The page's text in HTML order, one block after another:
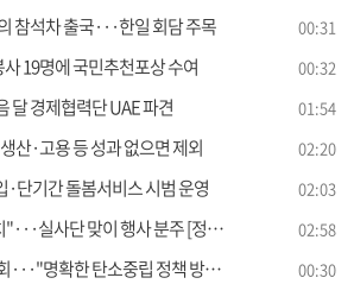
참석차 출국···한일 회담 주목 00:31
19명에 국민추천포상 수여 00:32
달 경제협력단 UAE 파견 01:54
산·고용 등 성과 없으면 제외 02:20
단기간 돌봄서비스 시범 운영 02:03
실사단 맞이 행사 분주 [정책현장+] 02:58
명확한 탄소중립 정책 방향성 제시" 00:30